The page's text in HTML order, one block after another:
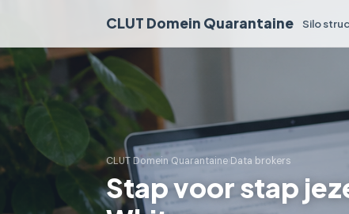
CLUT Domein Quarantaine Silo
CLUT Domein Quarantaine›Data brokers
Stap voor stap